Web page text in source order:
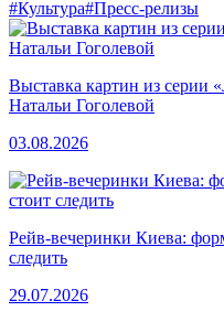
#Культура#Пресс-релизы
Выставка картин из серии
Натальи Гоголевой
03.08.2026
Рейв-вечеринки Киева:
следить
29.07.2026